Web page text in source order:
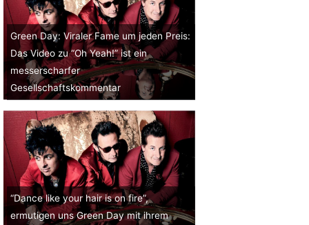
Green Day: Viraler Fame um jeden Preis:
Das Video zu “Oh Yeah!” ist ein
messerscharfer
Gesellschaftskommentar
“Dance like your hair is on fire”,
ermutigen uns Green Day mit ihrem